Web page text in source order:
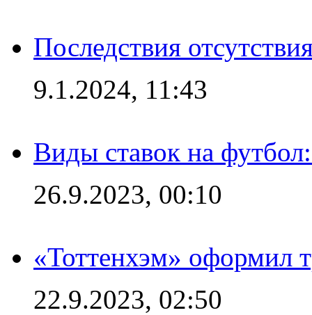
Последствия
9.1.2024, 11:43
Виды ставок на
26.9.2023, 00:10
«Тоттенхэм» оформил
22.9.2023, 02:50